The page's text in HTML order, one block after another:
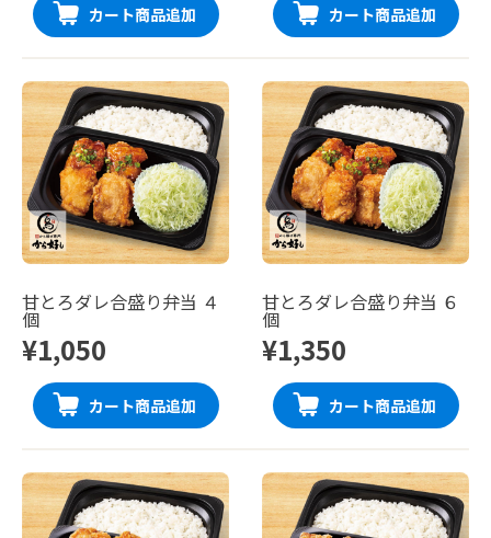
カート商品追加 カート商品追加
甘とろダレ合盛り弁当 ４
個
¥1,050
カート商品追加
甘とろダレ合盛り弁当 ６
個
¥1,350
カート商品追加